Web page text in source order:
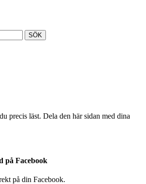
precis läst. Dela den här sidan med dina
på Facebook
på din Facebook.